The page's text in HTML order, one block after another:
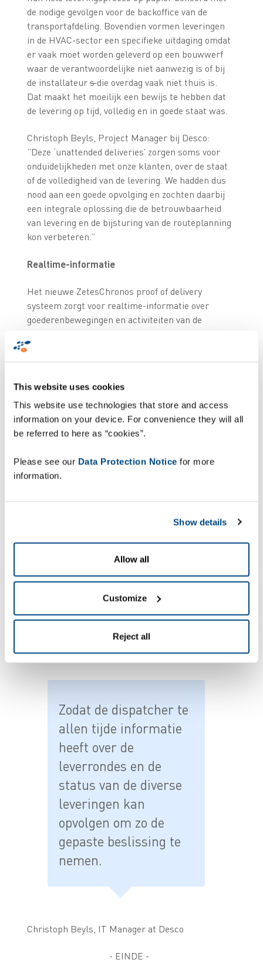
This website uses cookies
This website use technologies that store and access
information on your device. For convenience they will all
be referred to here as “cookies”.
Please see our Data Protection Notice for more
information.
Show details
Allow all
Customize
Reject all
de nodige gevolgen voor de backoffice van de
transportafdeling. Bovendien vormen leveringen
in de HVAC-sector een specifieke uitdaging omdat
er vaak moet worden geleverd op een bouwwerf
waar de verantwoordelijke niet aanwezig is of bij
de installateursdie overdag vaak niet thuis is.
Dat maakt het moeilijk een bewijs te hebben dat
de levering op tijd, volledig en in goede staat was.
Christoph Beyls, Project Manager bij Desco:
”Deze ‘unattended deliveries’ zorgen soms voor
onduidelijkheden met onze klanten, over de staat
of de volledigheid van de levering. We hadden dus
nood aan een goede opvolging en zochten daarbij
een integrale oplossing die de betrouwbaarheid
van levering en de bijsturing van de routeplanning
kon verbeteren.”
Realtime-informatie
Het nieuwe ZetesChronos proof of delivery
systeem zorgt voor realtime-informatie over
goederenbewegingen en activiteiten van de
de traceerbaarheid in het hele leveringsproces.
systeem gekoppeld en onze chauffeurs zullen
worden uitgerust met nieuwe touchscreen
PDA’s”, vertelt Christoph Beyls. Het systeem
verzamelt alle data van de logistieke handelingen
over de leveringen, pick-ups en retour registratie.
“Deze worden geregistreerd via de PDA, en
leverrondes en de status van de diverse
beslissing te nemen in geval van vragen of
afwijkingen”, concludeert Christoph.
Met ZetesChronos powered by het MCL™
Mobility Platform, het op de cloud gebaseerde
enterprise mobility platform voor supply chain,
operatoren centraal beheren.
Zodat de dispatcher te
allen tijde informatie
heeft over de
leverrondes en de
status van de diverse
leveringen kan
opvolgen om zo de
gepaste beslissing te
nemen.
Christoph Beyls, IT Manager at Desco
- EINDE -